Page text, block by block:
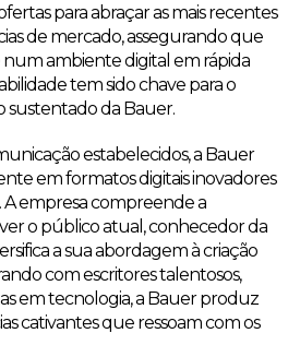
para abraçar as mais recentes
de mercado, assegurando que
ambiente digital em rápida
tem sido chave para o
sustentado da Bauer.
estabelecidos, a Bauer
em formatos digitais inovadores
empresa compreende a
o público atual, conhecedor da
a sua abordagem à criação
com escritores talentosos,
em tecnologia, a Bauer produz
cativantes que ressoam com os